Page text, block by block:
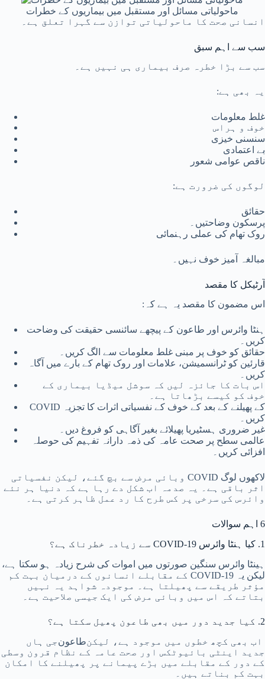
ماحولیاتی مسائل اور مستقبل میں بیماریوں کے خطرات
انسانی صحت کا ماحولیاتی توازن سے گہرا تعلق ہے۔
سب سے اہم سبق
سب سے بڑا خطرہ صرف بیماری ہی نہیں ہے۔
یہ بھی ہے:
غلط معلومات
خوف و ہراس
سنسنی خیزی
بے اعتمادی
ناقص عوامی شعور
لوگوں کی ضرورت ہے:
حقائق
پرسکون وضاحتیں۔
روک تھام کی عملی رہنمائی
مبالغہ آمیز خوف نہیں۔
آرٹیکل کا مقصد
اس مضمون کا مقصد یہ ہے کہ:
ہنٹا وائرس اور طاعون کے پیچھے سائنسی حقیقت کی وضاحت
کریں۔
حقائق کو خوف پر مبنی غلط معلومات سے الگ کریں۔
قارئین کو ٹرانسمیشن، علامات اور روک تھام کے بارے میں آگاہ
کریں۔
اس بات کا جائزہ لیں کہ سوشل میڈیا بیماری کے
خوف کو کیسے بڑھاتا ہے۔
COVID کے پھیلنے کے بعد کے خوف کے نفسیاتی اثرات کا تجزیہ
کریں۔
غیر ضروری ہسٹیریا پھیلائے بغیر آگاہی کو فروغ دیں۔
عالمی سطح پر صحت عامہ کی ذمہ دارانہ تفہیم کی حوصلہ
افزائی کریں۔
لاکھوں لوگ COVID وبائی مرض سے بچ گئے، لیکن نفسیاتی
اثر باقی ہے۔ یہ صدمہ اب شکل دے رہا ہے کہ دنیا ہر نئے
وائرس کی سرخی پر کس طرح کا رد عمل ظاہر کرتی ہے۔
6 اہم سوالات
1. کیا ہنٹا وائرس COVID-19 سے زیادہ خطرناک ہے؟
ہینٹا وائرس سنگین صورتوں میں اموات کی شرح زیادہ ہو سکتا ہے،
لیکن یہ COVID-19 کے مقابلے انسانوں کے درمیان بہت کم
مؤثر طریقے سے پھیلتا ہے۔ موجودہ شواہد یہ نہیں
بتاتے کہ اس میں وبائی مرض کی ایک جیسی صلاحیت ہے۔
2. کیا جدید دور میں بھی طاعون پھیل سکتا ہے؟
جی ہاںطاعوناب بھی کچھ خطوں میں موجود ہے، لیکن
جدید اینٹی بائیوٹکس اور صحت عامہ کے نظام قرون وسطی
کے دور کے مقابلے میں بڑے پیمانے پر پھیلنے کا امکان
بہت کم بناتے ہیں۔